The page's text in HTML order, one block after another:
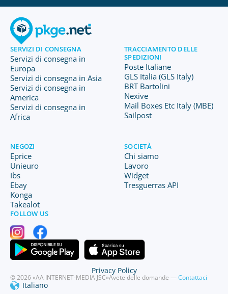
SERVIZI DI CONSEGNA
Servizi di consegna in
Europa
Servizi di consegna in Asia
Servizi di consegna in
America
Servizi di consegna in
Africa
TRACCIAMENTO DELLE
SPEDIZIONI
Poste Italiane
GLS Italia (GLS Italy)
BRT Bartolini
Nexive
Mail Boxes Etc Italy (MBE)
Sailpost
NEGOZI
Eprice
Unieuro
Ibs
Ebay
Konga
Takealot
SOCIETÀ
Chi siamo
Lavoro
Widget
Tresguerras API
FOLLOW US
© 2026 «AA INTERNET-MEDIA JSC»Avete delle domande —Contattaci
Italiano
Privacy Policy